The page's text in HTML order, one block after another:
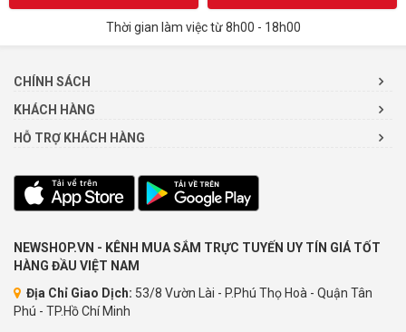
Thời gian làm việc từ 8h00 - 18h00
CHÍNH SÁCH
KHÁCH HÀNG
HỖ TRỢ KHÁCH HÀNG
NEWSHOP.VN - KÊNH MUA SẮM TRỰC TUYẾN UY TÍN GIÁ TỐT
HÀNG ĐẦU VIỆT NAM
Địa Chỉ Giao Dịch: 53/8 Vườn Lài - P.Phú Thọ Hoà - Quận Tân
Phú - TP.Hồ Chí Minh